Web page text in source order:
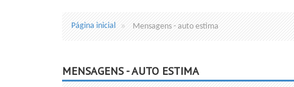
Página inicial Mensagens - auto estima
MENSAGENS - AUTO ESTIMA